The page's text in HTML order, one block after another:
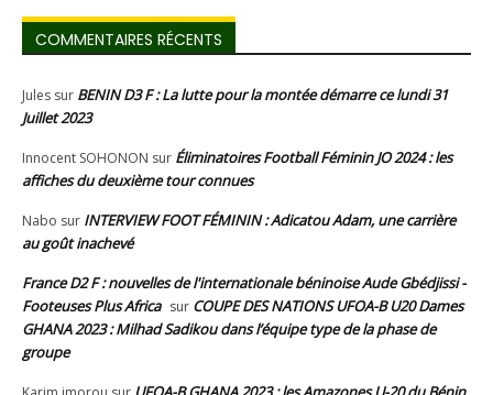
COMMENTAIRES RÉCENTS
Jules sur BENIN D3 F : La lutte pour la montée démarre ce lundi 31
Juillet 2023
Innocent SOHONON sur Éliminatoires Football Féminin JO 2024 : les
affiches du deuxième tour connues
Nabo sur INTERVIEW FOOT FÉMININ : Adicatou Adam, une carrière
au goût inachevé
France D2 F : nouvelles de l'internationale béninoise Aude Gbédjissi -
Footeuses Plus Africa sur COUPE DES NATIONS UFOA-B U20 Dames
GHANA 2023 : Milhad Sadikou dans l’équipe type de la phase de
groupe